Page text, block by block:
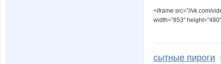
<iframe src=″//vk.com/
width=″853″
сытные пироги